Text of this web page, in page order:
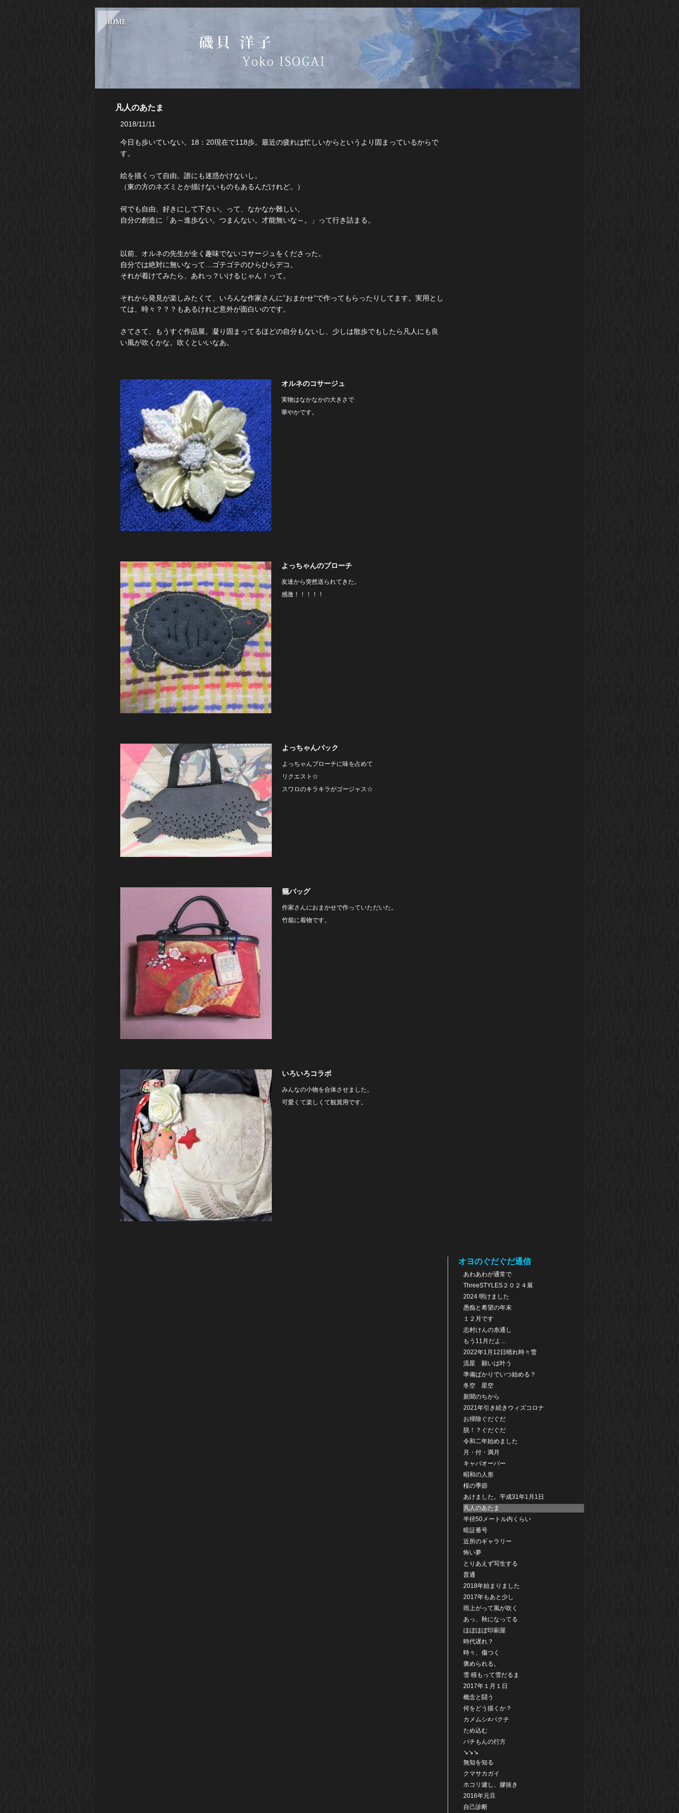
凡人のあたま
2018/11/11
今日も歩いていない。18：20現在で118歩。最近の疲れは忙しいからというより固まっているからで
す。
絵を描くって自由。誰にも迷惑かけないし。
（東の方のネズミとか描けないものもあるんだけれど。）
何でも自由、好きにして下さい。って、なかなか難しい。
自分の創造に「あ～進歩ない。つまんない。才能無いな～。」って行き詰まる。
以前、オルネの先生が全く趣味でないコサージュをくださった。
自分では絶対に無いなって…ゴテゴテのひらひらデコ。
それが着けてみたら、あれっ？いけるじゃん！って。
それから発見が楽しみたくて、いろんな作家さんに”おまかせ”で作ってもらったりしてます。実用とし
ては、時々？？？もあるけれど意外が面白いのです。
さてさて、もうすぐ作品展。凝り固まってるほどの自分もないし、少しは散歩でもしたら凡人にも良
い風が吹くかな。吹くといいなあ。
オルネのコサージュ
実物はなかなかの大きさで
華やかです。
よっちゃんのブローチ
友達から突然送られてきた。
感激！！！！！
よっちゃんバック
よっちゃんブローチに味を占めて
リクエスト☆
スワロのキラキラがゴージャス☆
籠バッグ
作家さんにおまかせで作っていただいた。
竹籠に着物です。
いろいろコラボ
みんなの小物を合体させました。
可愛くて楽しくて観賞用です。
オヨのぐだぐだ通信
あわあわが通常で
ThreeSTYLES２０２４展
2024 明けました
愚痴と希望の年末
１２月です
志村けんの糸通し
もう11月だよ…
2022年1月12日晴れ時々雪
流星 願いは叶う
準備ばかりでいつ始める？
冬空 星空
新聞のちから
2021年引き続きウィズコロナ
お掃除ぐだぐだ
脱！？ぐだぐだ
令和二年始めました
月・付・満月
キャパオーバー
昭和の人形
桜の季節
あけました。平成31年1月1日
凡人のあたま
半径50メートル内くらい
暗証番号
近所のギャラリー
怖い夢
とりあえず写生する
普通
2018年始まりました
2017年もあと少し
雨上がって風が吹く
あっ、秋になってる
ほぼほぼ印刷屋
時代遅れ？
時々、傷つく
褒められる。
雪 積もって雪だるま
2017年１月１日
概念と闘う
何をどう描くか？
カメムシ≠パクチ
ため込む
パチもんの行方
↘↘↘
無知を知る
クマサカガイ
ホコリ濾し、膠抜き
2016年元旦
自己診断